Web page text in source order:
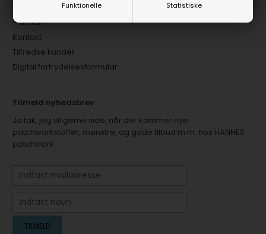
Funktionelle Statistiske
? & svar
Kontakt
Tilfredse kunder
Digital fortrydelsesformular
Tilmeld nyhedsbrev
Ja tak, jeg vil gerne vide, når der kommer nye
patchworkstoffer, mønstre, og gode tilbud m.m. hos HANNES
patchwork.